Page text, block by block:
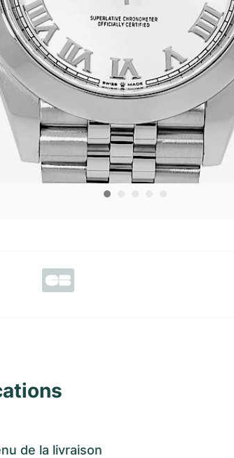
de la livraison